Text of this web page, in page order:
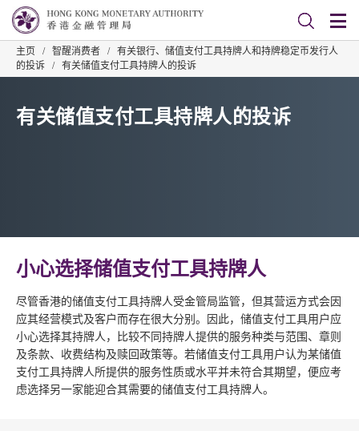
主页 / 智醒消费者 /
有关银行、储值支付工具持牌人和持牌稳定币发行人
的投诉
/ 有关储值支付工具持牌人的投诉
有关储值支付工具持牌人的投诉
小心选择储值支付工具持牌人
尽管香港的储值支付工具持牌人受金管局监管，但其营运方式会因
应其经营模式及客户而存在很大分别。因此，储值支付工具用户应
小心选择其持牌人，比较不同持牌人提供的服务种类与范围、章则
及条款、收费结构及赎回政策等。若储值支付工具用户认为某储值
支付工具持牌人所提供的服务性质或水平并未符合其期望，便应考
虑选择另一家能迎合其需要的储值支付工具持牌人。